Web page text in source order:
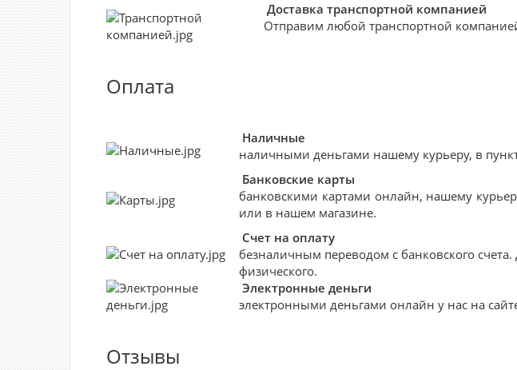
Доставка транспортной компанией
Отправим любой транспортной
Оплата
Наличные
наличными деньгами нашему курьеру, в
Банковские карты
банковскими картами онлайн, нашему
или в нашем магазине.
Счет на оплату
безналичным переводом с банковского
физического.
Электронные деньги
электронными деньгами онлайн у нас на
Отзывы